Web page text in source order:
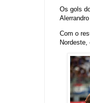
Os gols
Com o